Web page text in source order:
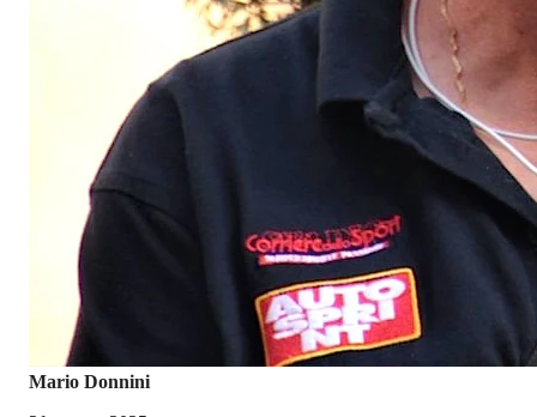
Mario Donnini